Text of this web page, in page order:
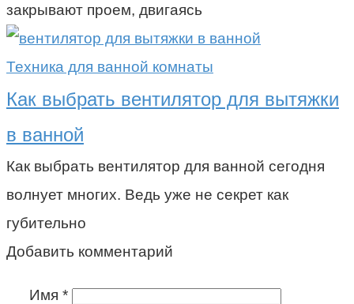
закрывают проем, двигаясь
Техника для ванной комнаты
Как выбрать вентилятор для вытяжки
в ванной
Как выбрать вентилятор для ванной сегодня
волнует многих. Ведь уже не секрет как
губительно
Добавить комментарий
Имя *